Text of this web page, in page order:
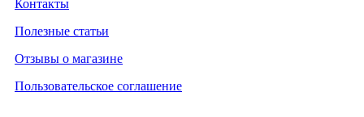
Контакты
Полезные статьи
Отзывы о магазине
Пользовательское соглашение